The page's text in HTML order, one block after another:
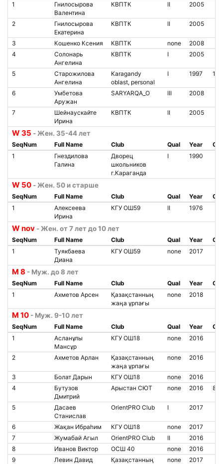
1
Гнилосырова
Валентина
КВПТК II 2005
2
Гнилосырова
Екатерина
КВПТК II 2005
3 Кошенко Ксения КВПТК none
2008
4
Солонарь
Ангелина
КВПТК I 2005
5
Старожилова
Ангелина
Karagandy
oblast, personal
I 1997
6
Умбетова
Аружан
SARYARQA_O III 2008
7
Шейнаускайте
Ирина
КВПТК II 2005
W 35 - Жен. 35-44 лет
SeqNum Full Name Club Qual Year
1
Гнездилова
Галина
Дворец
школьников
г.Караганда
I 1990
W 50 - Жен. 50 и старше
SeqNum Full Name Club Qual Year
1
Алексеева
Ирина
КГУ ОШ59 II 1976
W nov - Жен. от 7 лет до 10 лет
SeqNum Full Name Club Qual Year
1
Туякбаева
Диана
КГУ ОШ59 none 2017
М 8 - Муж. до 8 лет
SeqNum Full Name Club Qual Year
1
Ахметов Арсен
Қазақстанның
жаңа ұрпағы
none 2018
М 10 - Муж. 9-10 лет
SeqNum Full Name Club Qual Year
1
Асланұлы
Мансұр
КГУ ОШ18 none 2016
2 Ахметов Арлан
Қазақстанның
жаңа ұрпағы
none 2016
3 Болат Дарын КГУ ОШ18 none
2016
4
Бутузов
Дмитрий
Арыстан СЮТ none 2016
5
Дасаев
Станислав
OrientPRO Club I 2017
6 Жақан Ибраһим КГУ ОШ18 none
2017
7
Жумабай Агыл OrientPRO Club II
2016
8
Иванов Виктор ОСШ 40 none
2016
9
Левин Давид
Қазақстанның
none 2017